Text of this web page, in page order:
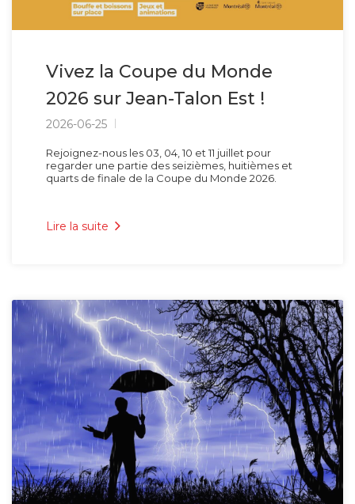
Vivez la Coupe du Monde
2026 sur Jean-Talon Est !
2026-06-25
Rejoignez-nous les 03, 04, 10 et 11 juillet pour
regarder une partie des seizièmes, huitièmes et
quarts de finale de la Coupe du Monde 2026.
Lire la suite